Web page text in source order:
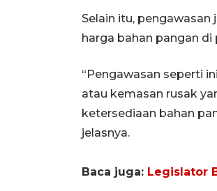
Selain itu,
harga bahan pangan
“Pengawasan seperti
atau kemasan rusak
ketersediaan bahan
jelasnya.
Baca juga: Legislator